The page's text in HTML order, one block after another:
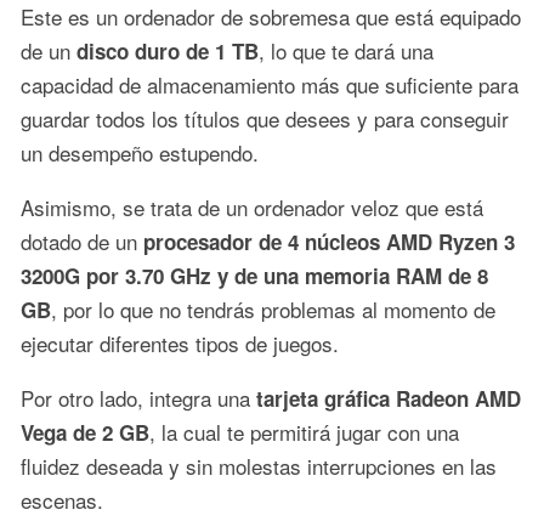
Este es un ordenador de sobremesa que está equipado
de un disco duro de 1 TB, lo que te dará una
capacidad de almacenamiento más que suficiente para
guardar todos los títulos que desees y para conseguir
un desempeño estupendo.
Asimismo, se trata de un ordenador veloz que está
dotado de un procesador de 4 núcleos AMD Ryzen 3
3200G por 3.70 GHz y de una memoria RAM de 8
GB, por lo que no tendrás problemas al momento de
ejecutar diferentes tipos de juegos.
Por otro lado, integra una tarjeta gráfica Radeon AMD
Vega de 2 GB, la cual te permitirá jugar con una
fluidez deseada y sin molestas interrupciones en las
escenas.